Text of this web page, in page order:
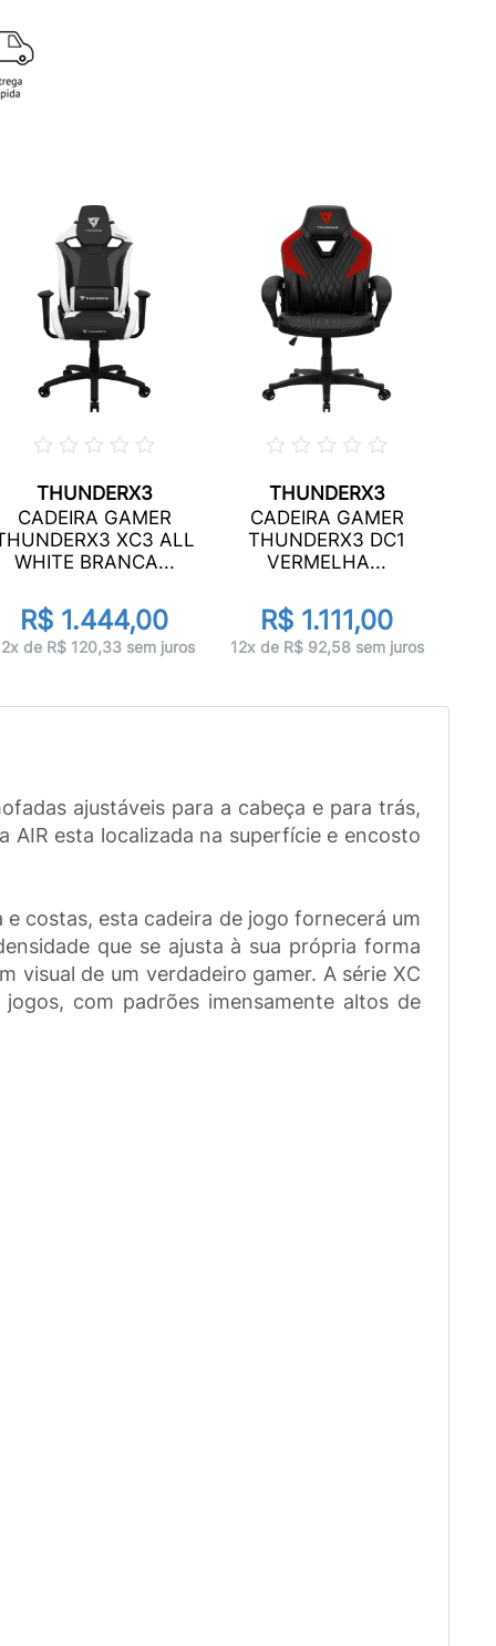
THUNDERX3
CADEIRA GAMER
XC3 ALL
WHITE BRANCA...
R$ 1.444,00
de R$ 120,33 sem juros
THUNDERX3
CADEIRA GAMER
THUNDERX3 DC1
VERMELHA...
R$ 1.111,00
12x de R$ 92,58 sem juros
ajustáveis para a cabeça e para trás,
esta localizada na superfície e encosto
costas, esta cadeira de jogo fornecerá um
que se ajusta à sua própria forma
de um verdadeiro gamer. A série XC
com padrões imensamente altos de